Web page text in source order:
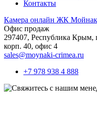
Контакты
Камера онлайн ЖК
Офис продаж
297407, Республика Крым,
корп. 40, офис 4
sales@moynaki-crimea.ru
+7 978 938 4 888